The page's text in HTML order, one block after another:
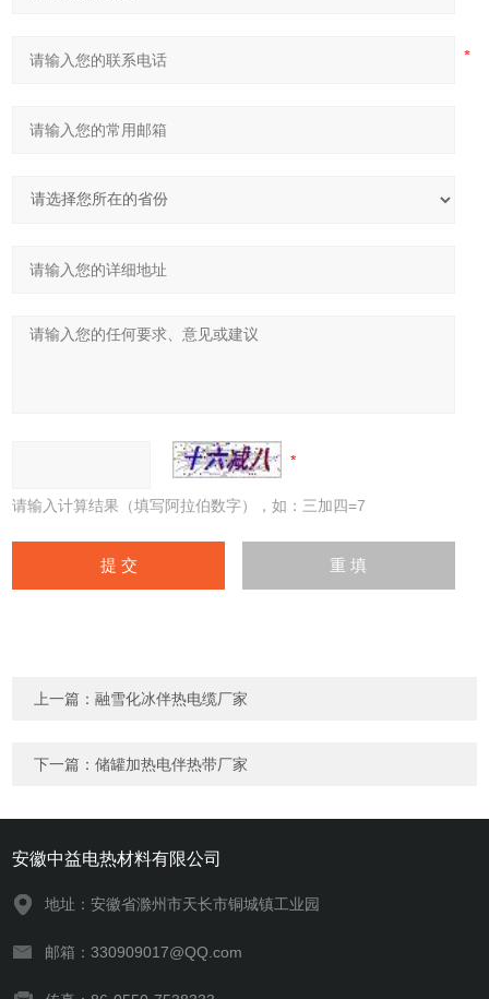
请输入计算结果（填写阿拉伯数字），如：三加四=7
上一篇：融雪化冰伴热电缆厂家
下一篇：储罐加热电伴热带厂家
安徽中益电热材料有限公司
地址：安徽省滁州市天长市铜城镇工业园
邮箱：330909017@QQ.com